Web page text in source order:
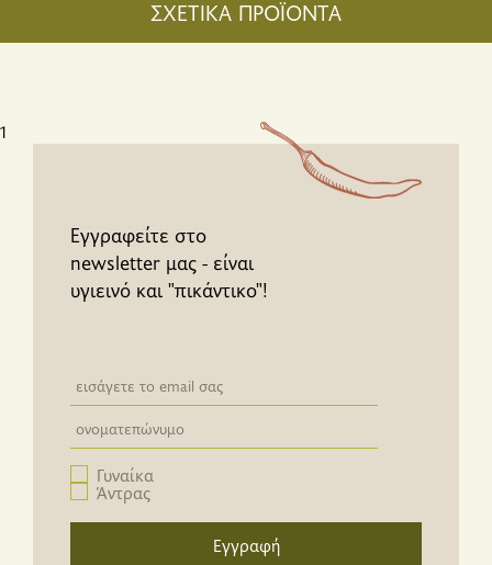
ΣΧΕΤΙΚΑ ΠΡΟΪΟΝΤΑ
1
Εγγραφείτε στο
newsletter μας - είναι
υγιεινό και "πικάντικο"!
Newsletter email input field
Newsletter email input field
Γυναίκα
Άντρας
Εγγραφή